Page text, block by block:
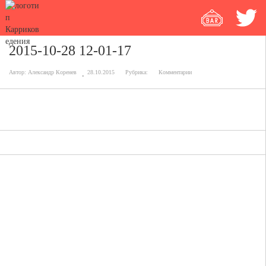
2015-10-28 12-01-17
Автор: Александр Коренев 28.10.2015 Рубрика: Комментарии